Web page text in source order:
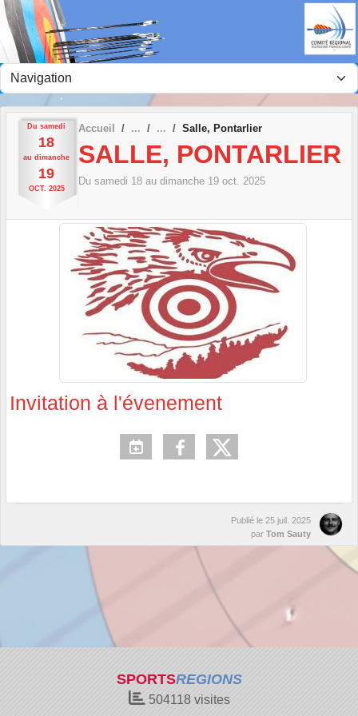
Du samedi
18
au dimanche
19
OCT. 2025
Accueil Salle, Pontarlier
SALLE, PONTARLIER
Du samedi 18 au dimanche 19 oct. 2025
Invitation à l'évenement
Publié le 25 juil. 2025
par Tom Sauty
SPORTSREGIONS
504118 visites
Panneau de gestion des cookies